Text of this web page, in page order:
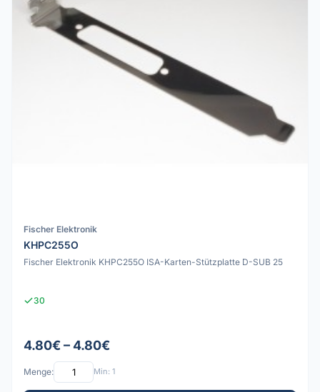
Fischer Elektronik
KHPC255O
Fischer Elektronik KHPC255O ISA-Karten-Stützplatte D-SUB 25
30
4.80€ – 4.80€
Menge: Min: 1